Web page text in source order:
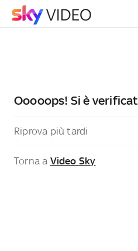
Ooooops! Si è
Riprova più tardi
Torna a Video Sky